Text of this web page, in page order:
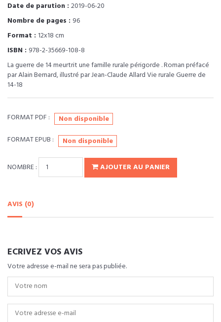
Date de parution : 2019-06-20
Nombre de pages : 96
Format : 12x18 cm
ISBN : 978-2-35669-108-8
La guerre de 14 meurtrit une famille rurale périgorde . Roman préfacé
par Alain Bernard, illustré par Jean-Claude Allard Vie rurale Guerre de
14-18
FORMAT PDF :
Non disponible
FORMAT EPUB :
Non disponible
NOMBRE : AJOUTER AU PANIER
AVIS (0)
ECRIVEZ VOS AVIS
Votre adresse e-mail ne sera pas publiée.